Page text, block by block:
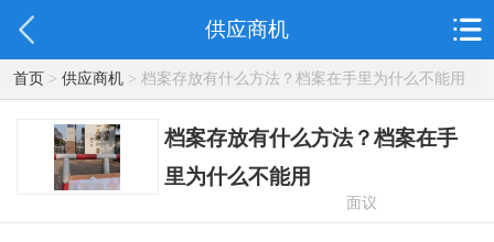
供应商机
首页> 供应商机> 档案存放有什么方法？档案在手里为什么不能用
档案存放有什么方法？档案在手
里为什么不能用
面议